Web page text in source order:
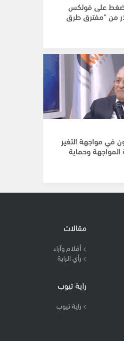
تضغط على فولكس
من "مفترق طرق
في مواجهة التغير
وحماية
مقالات
أقلام وآراء
رأي الراية
راية تيوب
راية تيوب